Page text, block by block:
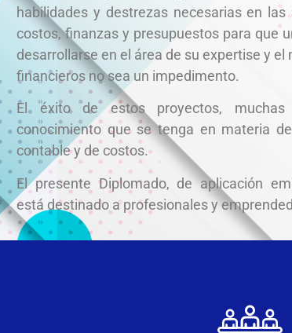
habilidades y destrezas necesarias en las
costos, finanzas y presupuestos para que
desarrollarse en el área de su expertise y el
financieros no sea un impedimento.
El éxito de estos proyectos, muchas
conocimiento que se tenga en materia
contable y de costos.
El presente Diplomado, de aplicación
está destinado a profesionales y